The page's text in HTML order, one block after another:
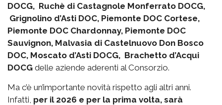
DOCG, Ruchè di Castagnole Monferrato DOCG,
Grignolino d’Asti DOC, Piemonte DOC Cortese,
Piemonte DOC Chardonnay, Piemonte DOC
Sauvignon, Malvasia di Castelnuovo Don Bosco
DOC, Moscato d’Asti DOCG, Brachetto d’Acqui
DOCG delle aziende aderenti al Consorzio.
Ma c’è un’importante novità rispetto agli altri anni.
Infatti, per il 2026 e per la prima volta, sarà